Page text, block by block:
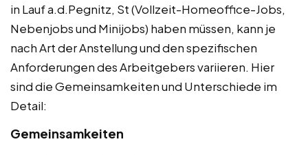
in Lauf a.d.Pegnitz, St (Vollzeit-Homeoffice-Jobs,
Nebenjobs und Minijobs) haben müssen, kann je
nach Art der Anstellung und den spezifischen
Anforderungen des Arbeitgebers variieren. Hier
sind die Gemeinsamkeiten und Unterschiede im
Detail:
Gemeinsamkeiten